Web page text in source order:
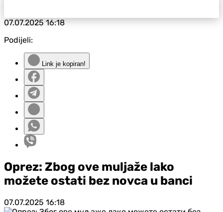
07.07.202516:18
Podijeli:
Link je kopiran!
Oprez: Zbog ove muljaže lako
možete ostati bez novca u banci
07.07.2025 16:18